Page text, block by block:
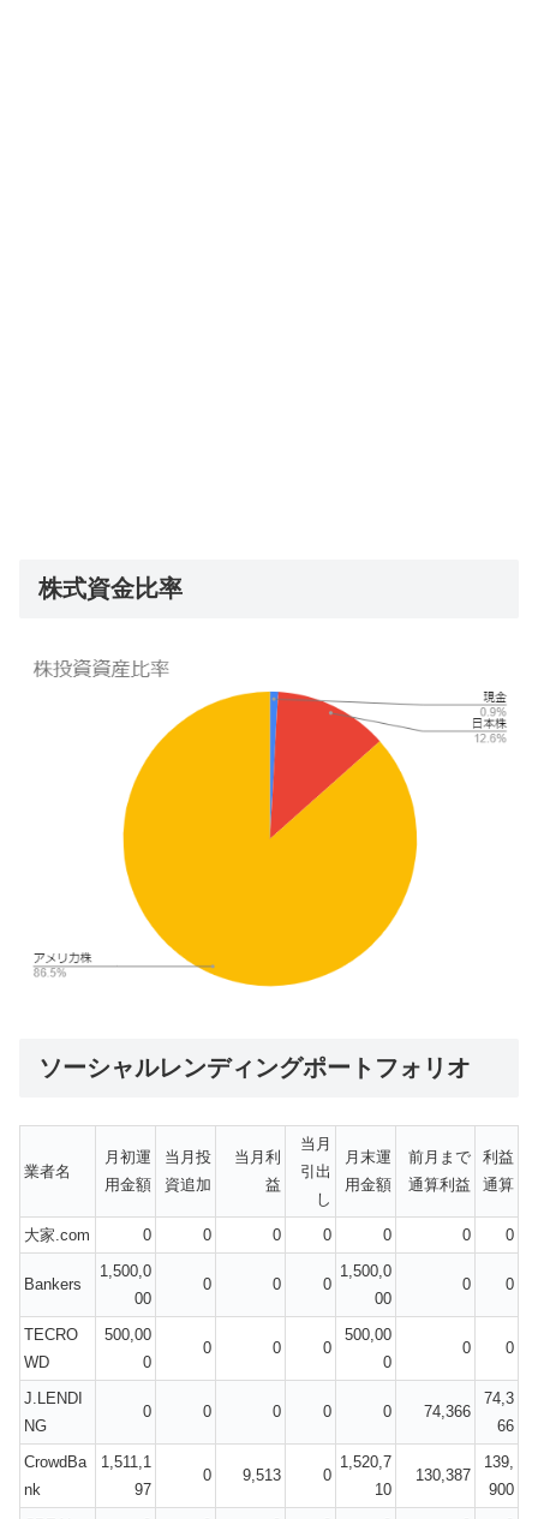
株式資金比率
ソーシャルレンディングポートフォリオ
業者名
月初運
用金額
当月投
資追加
当月利
益
当月
引出
し
月末運
用金額
前月まで
通算利益
利益
通算
大家.com 0 0 0 0 0 0 0
Bankers
1,500,0
00
0 0 0
1,500,0
00
0 0
TECRO
WD
500,00
0
0 0 0
500,00
0
0 0
J.LENDI
NG
0 0 0 0 0 74,366
74,3
66
CrowdBa
nk
1,511,1
97
0 9,513 0
1,520,7
10
130,387
139,
900